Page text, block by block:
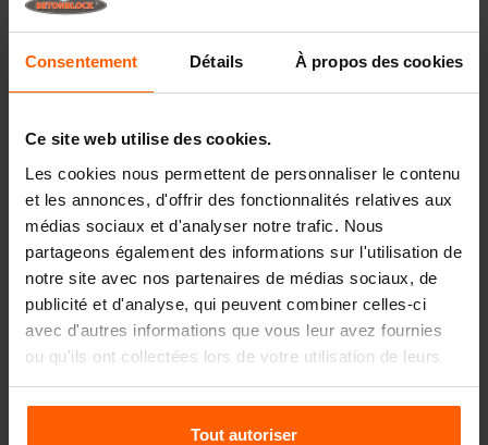
Consentement Détails À propos des cookies
Ce site web utilise des cookies.
Les cookies nous permettent de personnaliser le contenu
et les annonces, d'offrir des fonctionnalités relatives aux
médias sociaux et d'analyser notre trafic. Nous
partageons également des informations sur l'utilisation de
notre site avec nos partenaires de médias sociaux, de
publicité et d'analyse, qui peuvent combiner celles-ci
avec d'autres informations que vous leur avez fournies
ou qu'ils ont collectées lors de votre utilisation de leurs
services.
Tout autoriser
Plaques
Accessoires
Pièces de rechange
FAQ
De quels matériaux les moules sont-ils composés ?
Betonblock® vend-elle des blocs en béton ?
Betonblock® loue-t-elle des moules ?